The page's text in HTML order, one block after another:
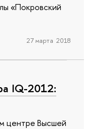
«Покровский
27 марта 2018
IQ-2012:
центре Высшей